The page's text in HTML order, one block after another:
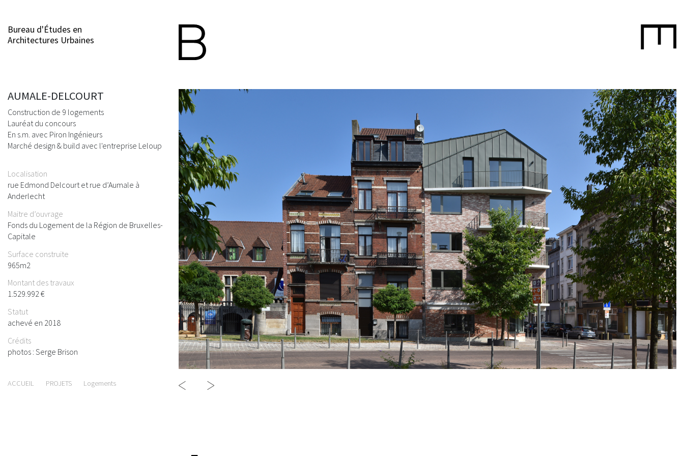
Bureau d'Études en
Architectures Urbaines
AUMALE-DELCOURT
Construction de 9 logements
Lauréat du concours
En s.m. avec Piron Ingénieurs
Marché design & build avec l'entreprise Leloup
Localisation
rue Edmond Delcourt et rue d’Aumale à
Anderlecht
Maitre d’ouvrage
Fonds du Logement de la Région de Bruxelles-
Capitale
Surface construite
965m2
Montant des travaux
1.529.992 €
Statut
achevé en 2018
Crédits
photos : Serge Brison
ACCUEIL PROJETS Logements